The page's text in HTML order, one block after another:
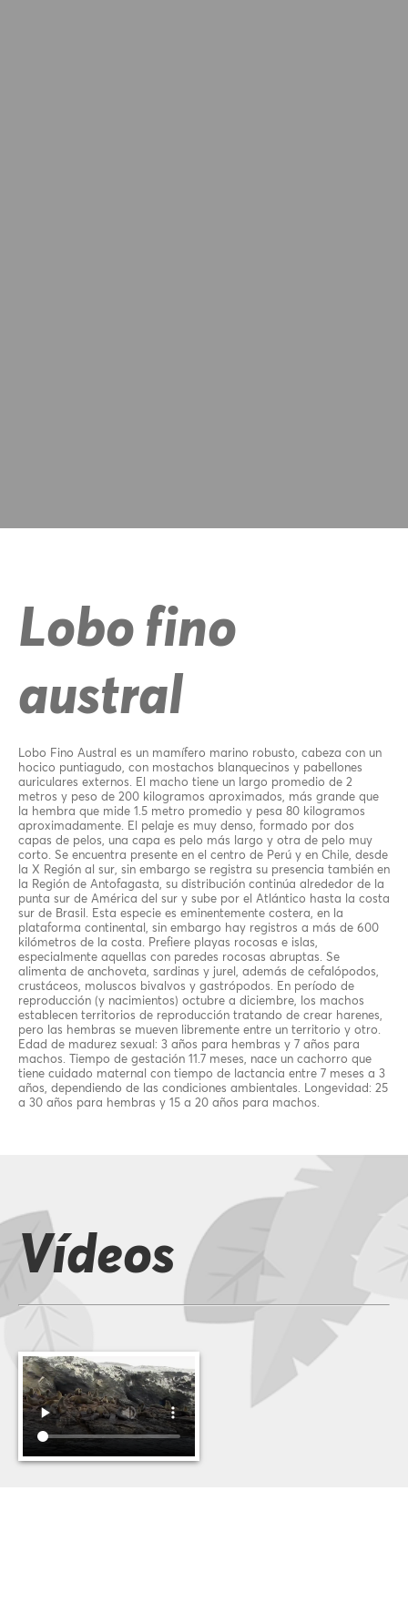
Lobo fino
austral
Lobo Fino Austral es un mamífero marino robusto, cabeza con un
hocico puntiagudo, con mostachos blanquecinos y pabellones
auriculares externos. El macho tiene un largo promedio de 2
metros y peso de 200 kilogramos aproximados, más grande que
la hembra que mide 1.5 metro promedio y pesa 80 kilogramos
aproximadamente. El pelaje es muy denso, formado por dos
capas de pelos, una capa es pelo más largo y otra de pelo muy
corto. Se encuentra presente en el centro de Perú y en Chile, desde
la X Región al sur, sin embargo se registra su presencia también en
la Región de Antofagasta, su distribución continúa alrededor de la
punta sur de América del sur y sube por el Atlántico hasta la costa
sur de Brasil. Esta especie es eminentemente costera, en la
plataforma continental, sin embargo hay registros a más de 600
kilómetros de la costa. Prefiere playas rocosas e islas,
especialmente aquellas con paredes rocosas abruptas. Se
alimenta de anchoveta, sardinas y jurel, además de cefalópodos,
crustáceos, moluscos bivalvos y gastrópodos. En período de
reproducción (y nacimientos) octubre a diciembre, los machos
establecen territorios de reproducción tratando de crear harenes,
pero las hembras se mueven libremente entre un territorio y otro.
Edad de madurez sexual: 3 años para hembras y 7 años para
machos. Tiempo de gestación 11.7 meses, nace un cachorro que
tiene cuidado maternal con tiempo de lactancia entre 7 meses a 3
años, dependiendo de las condiciones ambientales. Longevidad: 25
a 30 años para hembras y 15 a 20 años para machos.
Vídeos